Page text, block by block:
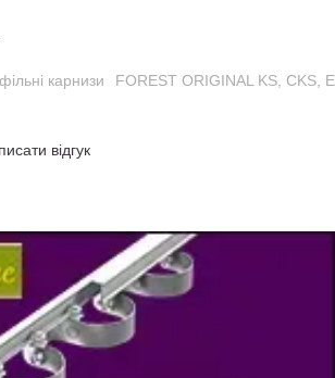
карнизи FOREST ORIGINAL KS, CKS,
відгук